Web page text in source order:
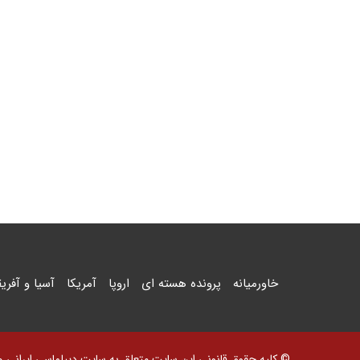
خاورمیانه پرونده هسته ای اروپا آمریکا آسیا و